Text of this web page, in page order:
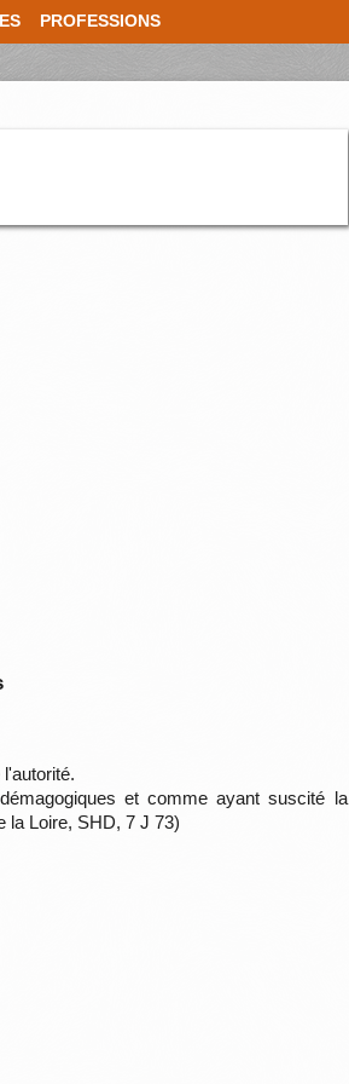
PROFESSIONS
et comme ayant suscité la
la Loire, SHD, 7 J 73)